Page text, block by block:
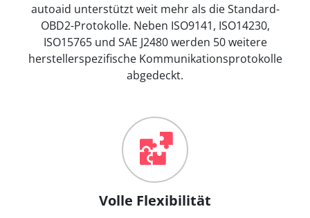
autoaid unterstützt weit mehr als die Standard-
OBD2-Protokolle. Neben ISO9141, ISO14230,
ISO15765 und SAE J2480 werden 50 weitere
herstellerspezifische Kommunikationsprotokolle
abgedeckt.
Volle Flexibilität